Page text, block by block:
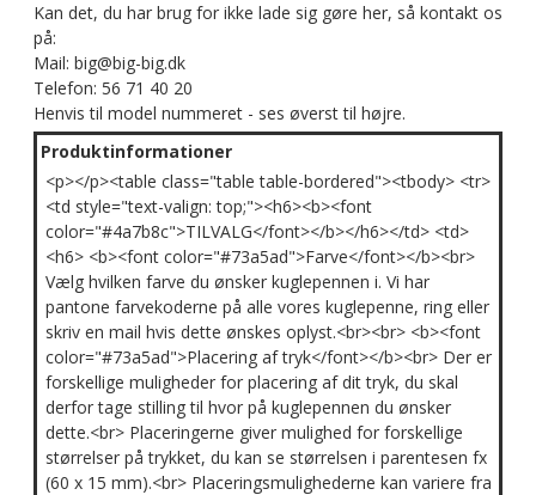
Kan det, du har brug for ikke lade sig gøre her, så kontakt os
på:
Mail: big@big-big.dk
Telefon: 56 71 40 20
Henvis til model nummeret - ses øverst til højre.
Produktinformationer
<p></p><table class="table table-bordered"><tbody> <tr>
<td style="text-valign: top;"><h6><b><font
color="#4a7b8c">TILVALG</font></b></h6></td> <td>
<h6> <b><font color="#73a5ad">Farve</font></b><br>
Vælg hvilken farve du ønsker kuglepennen i. Vi har
pantone farvekoderne på alle vores kuglepenne, ring eller
skriv en mail hvis dette ønskes oplyst.<br><br> <b><font
color="#73a5ad">Placering af tryk</font></b><br> Der er
forskellige muligheder for placering af dit tryk, du skal
derfor tage stilling til hvor på kuglepennen du ønsker
dette.<br> Placeringerne giver mulighed for forskellige
størrelser på trykket, du kan se størrelsen i parentesen fx
(60 x 15 mm).<br> Placeringsmulighederne kan variere fra